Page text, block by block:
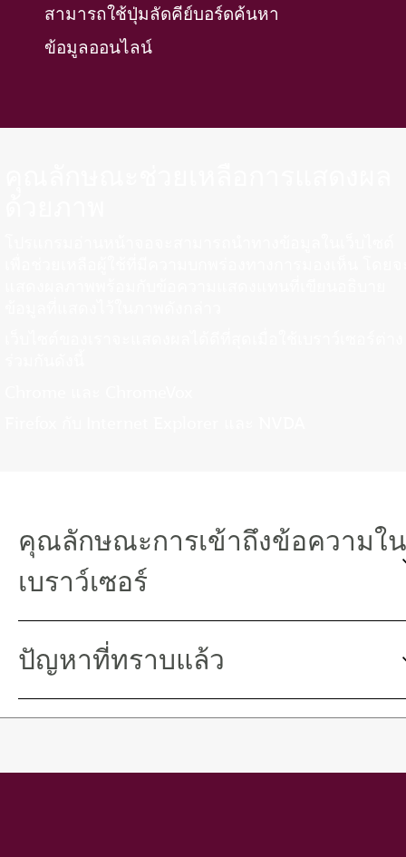
สามารถใช้ปุ่มลัดคีย์บอร์ดค้นหา
ข้อมูลออนไลน์
คุณลักษณะการเข้าถึงข้อความใน
เบราว์เซอร์
ปัญหาที่ทราบแล้ว